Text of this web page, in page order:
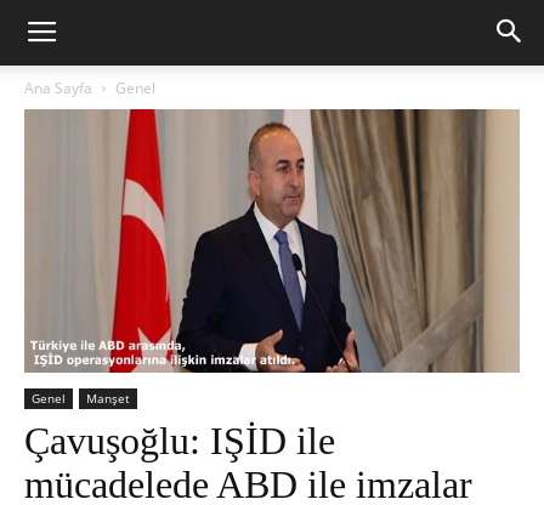
Ana Sayfa Genel
Genel Manşet
Çavuşoğlu: IŞİD ile
mücadelede ABD ile imzalar